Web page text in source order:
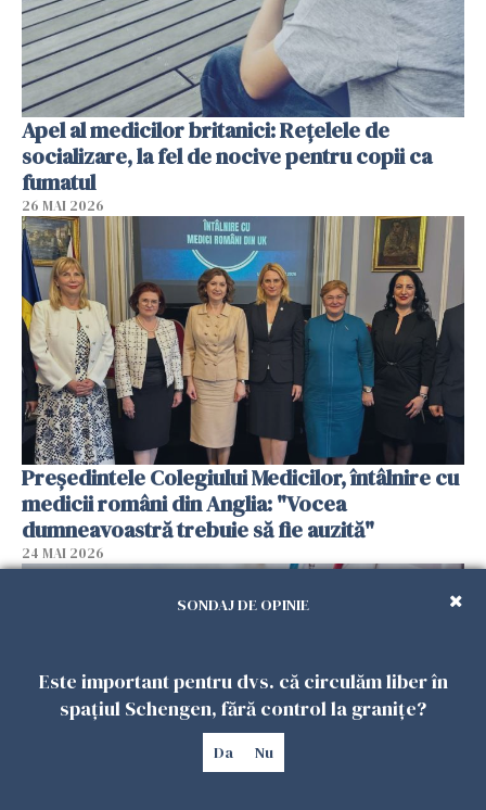
Apel al medicilor britanici: Reţelele de
socializare, la fel de nocive pentru copii ca
fumatul
26 MAI 2026
Președintele Colegiului Medicilor, întâlnire cu
medicii români din Anglia: "Vocea
dumneavoastră trebuie să fie auzită"
24 MAI 2026
SONDAJ DE OPINIE
Este important pentru dvs. că circulăm liber în
spațiul Schengen, fără control la granițe?
Da Nu